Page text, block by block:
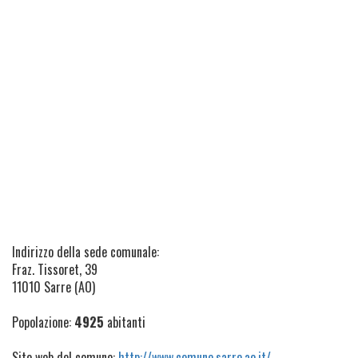
Indirizzo della sede comunale:
Fraz. Tissoret, 39
11010 Sarre (AO)
Popolazione: 4925 abitanti